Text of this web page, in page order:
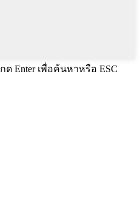
กด Enter เพื่อค้นหาหรือ ESC